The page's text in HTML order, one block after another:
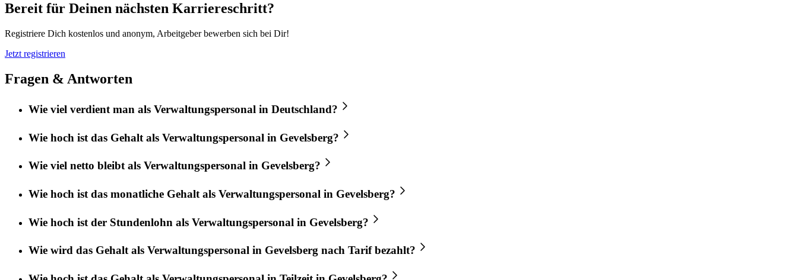
Bereit für Deinen nächsten Karriereschritt?
Registriere Dich kostenlos und anonym, Arbeitgeber bewerben sich bei Dir!
Jetzt registrieren
Fragen & Antworten
Wie viel verdient man als Verwaltungspersonal in Deutschland?
Wie hoch ist das Gehalt als Verwaltungspersonal in Gevelsberg?
Wie viel netto bleibt als Verwaltungspersonal in Gevelsberg?
Wie hoch ist das monatliche Gehalt als Verwaltungspersonal in Gevelsberg?
Wie hoch ist der Stundenlohn als Verwaltungspersonal in Gevelsberg?
Wie wird das Gehalt als Verwaltungspersonal in Gevelsberg nach Tarif bezahlt?